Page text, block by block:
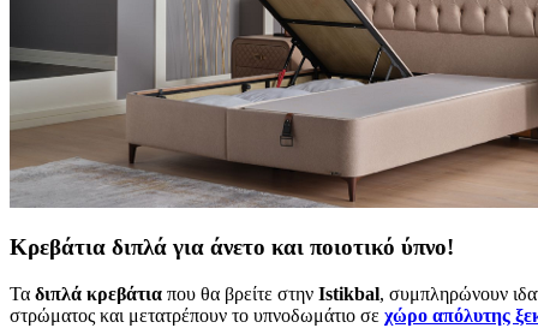
Κρεβάτια διπλά για άνετο και ποιοτικό ύπνο!
Τα διπλά κρεβάτια που θα βρείτε στην Istikbal, συμπληρώνουν
στρώματος και μετατρέπουν το υπνοδωμάτιο σε χώρο απόλυτης